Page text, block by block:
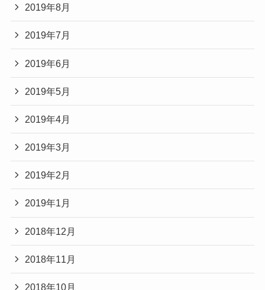
2019年8月
2019年7月
2019年6月
2019年5月
2019年4月
2019年3月
2019年2月
2019年1月
2018年12月
2018年11月
2018年10月